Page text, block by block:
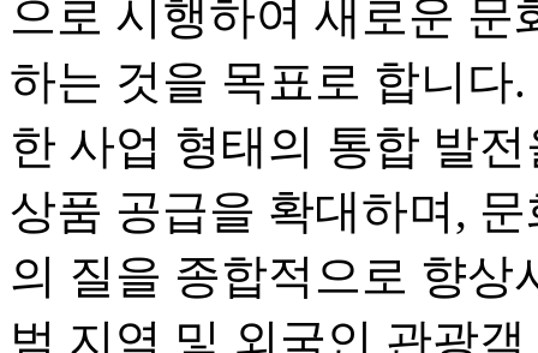
으로 시행하여 새로운
하는 것을 목표로 합니다
한 사업 형태의 통합 발
상품 공급을 확대하며,
의 질을 종합적으로 향상
범 지역 및 외국인 관광